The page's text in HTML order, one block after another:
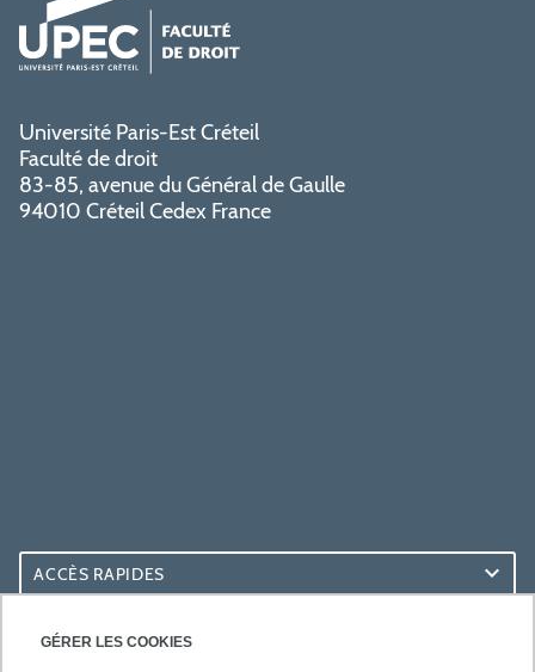
GÉRER LES COOKIES
Université Paris-Est Créteil
Faculté de droit
83-85, avenue du Général de Gaulle
94010 Créteil Cedex France
ACCÈS RAPIDES
ACCÈS PRATIQUES